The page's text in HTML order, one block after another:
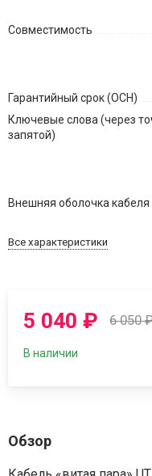
Совместимость
Гарантийный срок (ОСН)
Ключевые слова (через
запятой)
Внешняя оболочка кабеля
Все характеристики
5 040₽ 6 050
В наличии
Обзор